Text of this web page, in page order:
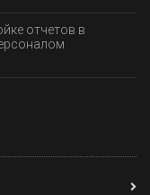
отчетов в